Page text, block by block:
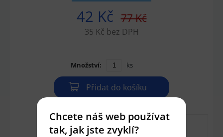
42 Kč 77 Kč
35 Kč bez DPH
Množství: ks
Přidat do košíku
Chcete náš web používat
tak, jak jste zvyklí?